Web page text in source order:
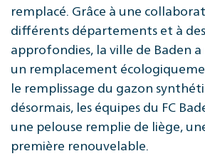
remplacé. Grâce à une
différents départements et à
approfondies, la ville de Baden
un remplacement
le remplissage du gazon
désormais, les équipes du FC
une pelouse remplie de liège,
première renouvelable.